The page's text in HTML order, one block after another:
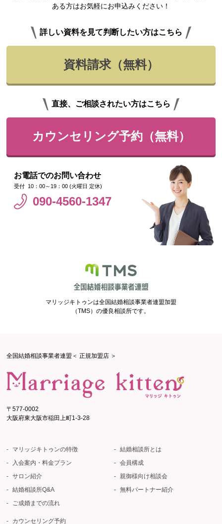
ある方はお気軽にお申込みください！
詳しい資料を見て判断したい方はこちら
資料請求（無料）
直接、ご相談されたい方はこちら
カウンセリング予約（無料）
お電話でのお問い合わせ
10：00～19：00 (火曜日 定休)
090-4560-1347
マリッジキトゥンは全国結婚相談事業者連盟加盟
（TMS）の優良相談所です。
全国結婚相談事業者連盟＜ 正規加盟店 ＞
〒577-0002
大阪府東大阪市稲田上町1-3-28
マリッジキトゥンの特徴
入会案内・料金プラン
サロン紹介
結婚相談所Q&A
ご成婚までの流れ
結婚相談所とは
会員構成
親御様向け相談会
無料パートナー紹介
カウンセリング予約